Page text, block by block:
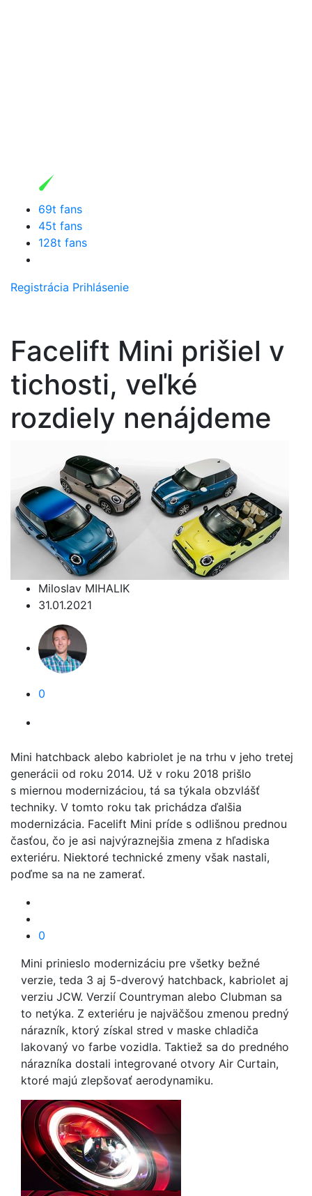
69t fans
45t fans
128t fans
Registrácia Prihlásenie
Facelift Mini prišiel v
tichosti, veľké
rozdiely nenájdeme
Miloslav MIHALIK
31.01.2021
0
Mini hatchback alebo kabriolet je na trhu v jeho tretej
generácii od roku 2014. Už v roku 2018 prišlo
s miernou modernizáciou, tá sa týkala obzvlášť
techniky. V tomto roku tak prichádza ďalšia
modernizácia. Facelift Mini príde s odlišnou prednou
časťou, čo je asi najvýraznejšia zmena z hľadiska
exteriéru. Niektoré technické zmeny však nastali,
poďme sa na ne zamerať.
0
Mini prinieslo modernizáciu pre všetky bežné
verzie, teda 3 aj 5-dverový hatchback, kabriolet aj
verziu JCW. Verzií Countryman alebo Clubman sa
to netýka. Z exteriéru je najväčšou zmenou predný
nárazník, ktorý získal stred v maske chladiča
lakovaný vo farbe vozidla. Taktiež sa do predného
nárazníka dostali integrované otvory Air Curtain,
ktoré majú zlepšovať aerodynamiku.